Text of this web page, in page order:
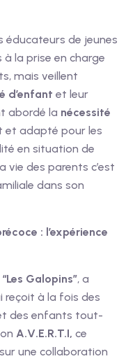
éducateurs de jeunes
à la prise en charge
mais veillent
d’enfant et leur
abordé la nécessité
et adapté pour les
en situation de
des parents c’est
dans son
: l’expérience
“Les Galopins”, a
reçoit à la fois des
des enfants tout-
A.V.E.R.T.I, ce
une collaboration